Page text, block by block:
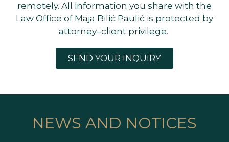
remotely. All information you share with the
Law Office of Maja Bilić Paulić is protected by
attorney–client privilege.
SEND YOUR INQUIRY
NEWS AND NOTICES